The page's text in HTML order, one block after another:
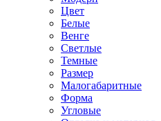
Цвет
Белые
Венге
Светлые
Темные
Размер
Малогабаритные
Форма
Угловые